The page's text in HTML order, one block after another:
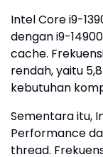
Intel Core i9-
dengan i9-
cache.
rendah, yaitu
kebutuhan
Sementara itu,
Performance
thread.